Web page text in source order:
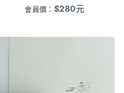
會員價： $280元